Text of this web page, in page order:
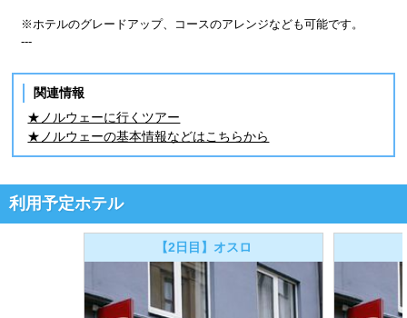
※ホテルのグレードアップ、コースのアレンジなども可能です。
---
関連情報
★ノルウェーに行くツアー
★ノルウェーの基本情報などはこちらから
利用予定ホテル
【2日目】オスロ